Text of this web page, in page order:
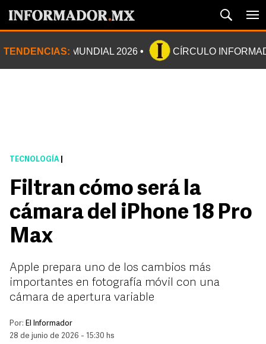
TENDENCIAS: MUNDIAL 2026 CÍRCULO
TECNOLOGÍA
Filtran cómo será la
cámara del iPhone 18 Pro
Max
Apple prepara uno de los cambios más
importantes en fotografía móvil con una
cámara de apertura variable
Por: El Informador
28 de junio de 2026 - 15:30 hs